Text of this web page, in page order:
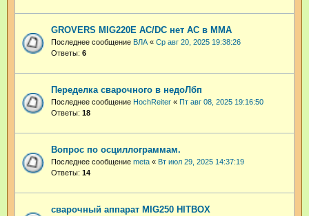
GROVERS MIG220E AC/DC нет AC в MMA
Последнее сообщение ВЛА « Ср авг 20, 2025 19:38:26
Ответы: 6
Переделка сварочного в недоЛбп
Последнее сообщение HochReiter « Пт авг 08, 2025 19:16:50
Ответы: 18
Вопрос по осциллограммам.
Последнее сообщение meta « Вт июл 29, 2025 14:37:19
Ответы: 14
сварочный аппарат MIG250 HITBOX